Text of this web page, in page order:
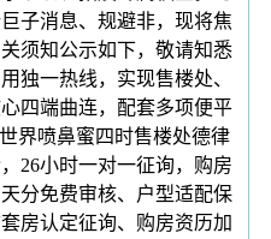
子消息、规避非，现将焦
须知公示如下，敬请知悉
独一热线，实现售楼处、
四端曲连，配套多项便平
界喷鼻蜜四时售楼处德律
26小时一对一征询，购房
分免费审核、户型适配保
房认定征询、购房资历加